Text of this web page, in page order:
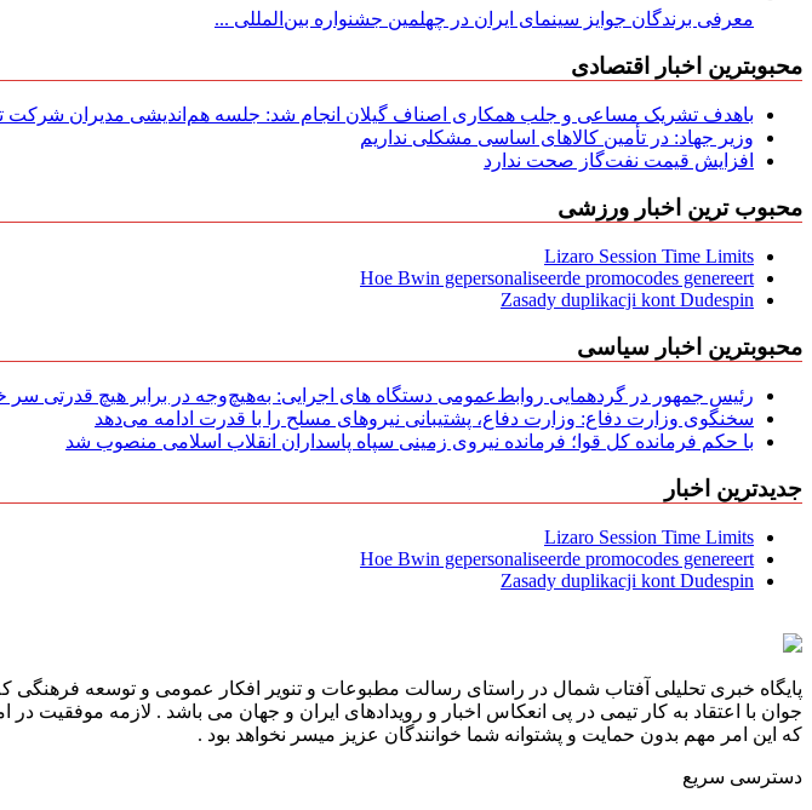
معرفی برندگان جوایز سینمای ایران در چهلمین جشنواره بین‌المللی ...
محبوبترین اخبار اقتصادی
باهدف تشریک مساعی و جلب همکاری اصناف گیلان انجام شد: جلسه هم‌اندیشی مدیران شركت
وزیر جهاد: در تأمین کالاهای اساسی مشکلی نداریم
افزایش قیمت نفت‌گاز صحت ندارد
محبوب ترین اخبار ورزشی
Lizaro Session Time Limits
Hoe Bwin gepersonaliseerde promocodes genereert
Zasady duplikacji kont Dudespin
محبوبترین اخبار سیاسی
رئیس جمهور در گردهمایی روابط‌عمومی دستگاه های اجرایی: به‌هیچ‌وجه در برابر هیچ قدرتی سر
سخنگوی وزارت دفاع: وزارت دفاع، پشتیبانی نیرو‌های مسلح را با قدرت ادامه می‌دهد
با حکم فرمانده کل قوا؛ فرمانده نیروی زمینی سپاه پاسداران انقلاب اسلامی منصوب شد
جدیدترین اخبار
Lizaro Session Time Limits
Hoe Bwin gepersonaliseerde promocodes genereert
Zasady duplikacji kont Dudespin
پایگاه خبری تحلیلی آفتاب شمال در راستای رسالت مطبوعات و تنویر افکار عمومی و توسعه فرهنگی
جوان با اعتقاد به کار تیمی در پی انعکاس اخبار و رویدادهای ایران و جهان می باشد . لازمه موفقیت
که این امر مهم بدون حمایت و پشتوانه شما خوانندگان عزیز میسر نخواهد بود .
دسترسی سریع